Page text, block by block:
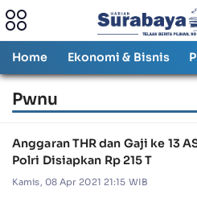
Home Ekonomi & Bisnis
Pwnu
Anggaran THR dan Gaji ke 13
Polri Disiapkan Rp 215 T
Kamis, 08 Apr 2021 21:15 WIB